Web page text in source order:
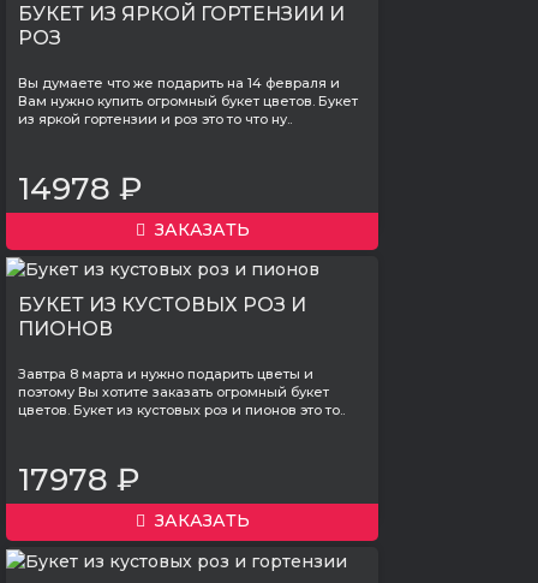
БУКЕТ ИЗ ЯРКОЙ ГОРТЕНЗИИ И
РОЗ
Вы думаете что же подарить на 14 февраля и
Вам нужно купить огромный букет цветов. Букет
из яркой гортензии и роз это то что ну..
14978 ₽
ЗАКАЗАТЬ
БУКЕТ ИЗ КУСТОВЫХ РОЗ И
ПИОНОВ
Завтра 8 марта и нужно подарить цветы и
поэтому Вы хотите заказать огромный букет
цветов. Букет из кустовых роз и пионов это то..
17978 ₽
ЗАКАЗАТЬ